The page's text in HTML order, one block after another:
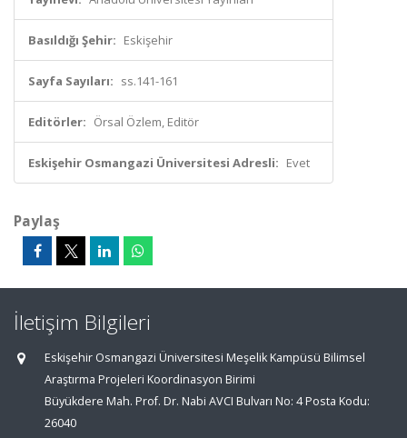
Basıldığı Şehir: Eskişehir
Sayfa Sayıları: ss.141-161
Editörler: Örsal Özlem, Editör
Eskişehir Osmangazi Üniversitesi Adresli: Evet
Paylaş
İletişim Bilgileri
Eskişehir Osmangazi Üniversitesi Meşelik Kampüsü Bilimsel
Araştırma Projeleri Koordinasyon Birimi
Büyükdere Mah. Prof. Dr. Nabi AVCI Bulvarı No: 4 Posta Kodu:
26040